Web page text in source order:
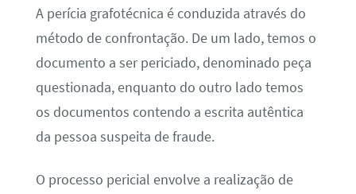
A perícia grafotécnica é conduzida através do
método de confrontação. De um lado, temos o
documento a ser periciado, denominado peça
questionada, enquanto do outro lado temos
os documentos contendo a escrita autêntica
da pessoa suspeita de fraude.
O processo pericial envolve a realização de